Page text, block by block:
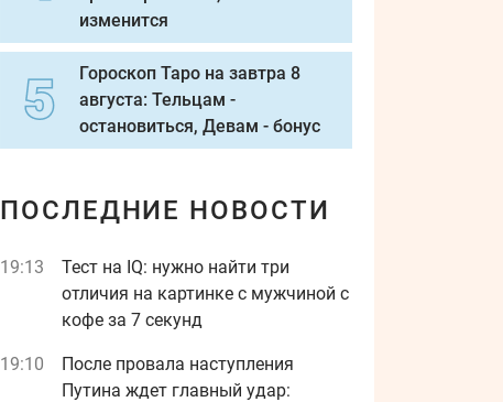
изменится
Гороскоп Таро на завтра 8
августа: Тельцам -
остановиться, Девам - бонус
ПОСЛЕДНИЕ НОВОСТИ
19:13
Тест на IQ: нужно найти три
отличия на картинке с мужчиной с
кофе за 7 секунд
19:10
После провала наступления
Путина ждет главный удар: